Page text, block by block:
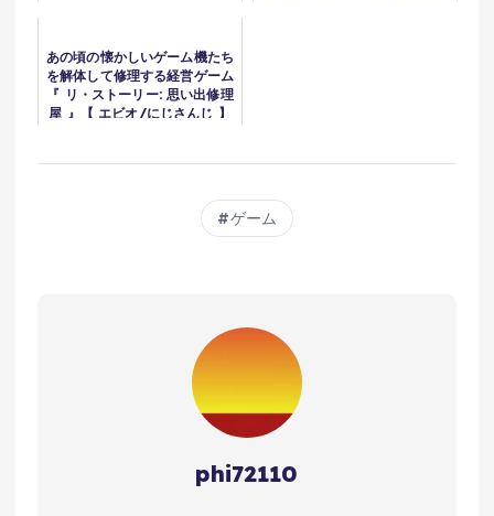
あの頃の懐かしいゲーム機たち
を解体して修理する経営ゲーム
『 リ・ストーリー: 思い出修理
屋 』【 エビオ/にじさんじ 】
ゲーム
phi72110